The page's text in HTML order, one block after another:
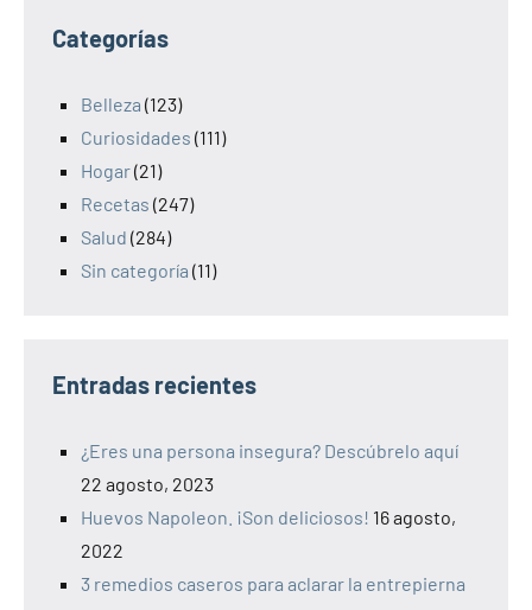
Categorías
Belleza (123)
Curiosidades (111)
Hogar(21)
Recetas (247)
Salud (284)
Sin categoría (11)
Entradas recientes
¿Eres una persona insegura? Descúbrelo aquí
22 agosto, 2023
Huevos Napoleon. ¡Son deliciosos! 16 agosto,
2022
3 remedios caseros para aclarar la entrepierna